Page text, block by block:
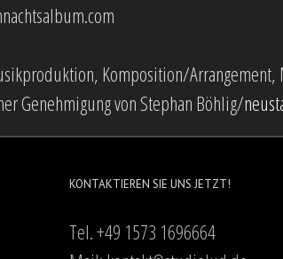
Komposition/
Genehmigung von Stephan Böhlig/
KONTAKTIEREN SIE UNS JETZT!
Tel. +49 1573 1696664